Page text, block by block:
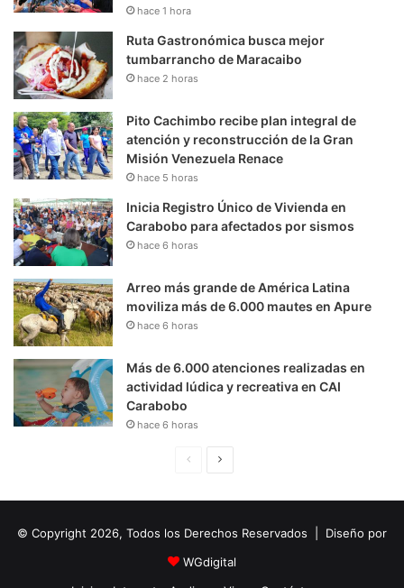
hace 1 hora
Ruta Gastronómica busca mejor
tumbarrancho de Maracaibo
hace 2 horas
Pito Cachimbo recibe plan integral de
atención y reconstrucción de la Gran
Misión Venezuela Renace
hace 5 horas
Inicia Registro Único de Vivienda en
Carabobo para afectados por sismos
hace 6 horas
Arreo más grande de América Latina
moviliza más de 6.000 mautes en Apure
hace 6 horas
Más de 6.000 atenciones realizadas en
actividad lúdica y recreativa en CAI
Carabobo
hace 6 horas
i
n
u
i
© Copyright 2026, Todos los Derechos Reservados | Diseño por
WGdigital